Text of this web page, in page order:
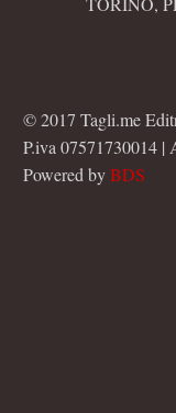
© 2017 Tagli.me
P.iva 07571730014 |
Powered byBDS